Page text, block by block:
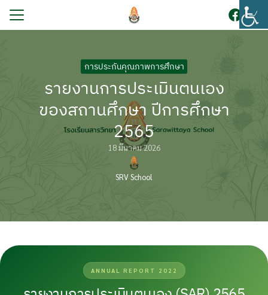
า
การประกันคุณภาพการศึกษา
รายงานการประเมินตนเอง
ของสถานศึกษา ปีการศึกษา
2565
18 มีนาคม 2026
SRV School
ANNUAL REPORT 2022